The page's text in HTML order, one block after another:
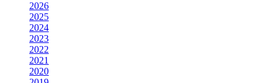
2026
2025
2024
2023
2022
2021
2020